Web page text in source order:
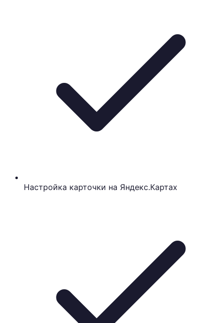
Настройка карточки на Яндекс.Картах